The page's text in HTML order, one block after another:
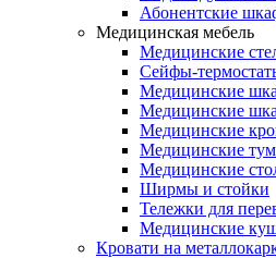
Абонентские
Медицинская мебель
Медицинские
Сейфы-
Медицинские
Медицинские
Медицинские
Медицинские
Медицинские
Ширмы и стойки
Тележки для
Медицинские
Кровати на